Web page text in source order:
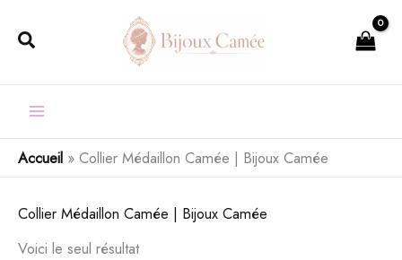
Rechercher
Accueil » Collier Médaillon Camée | Bijoux Camée
Collier Médaillon Camée | Bijoux Camée
Voici le seul résultat